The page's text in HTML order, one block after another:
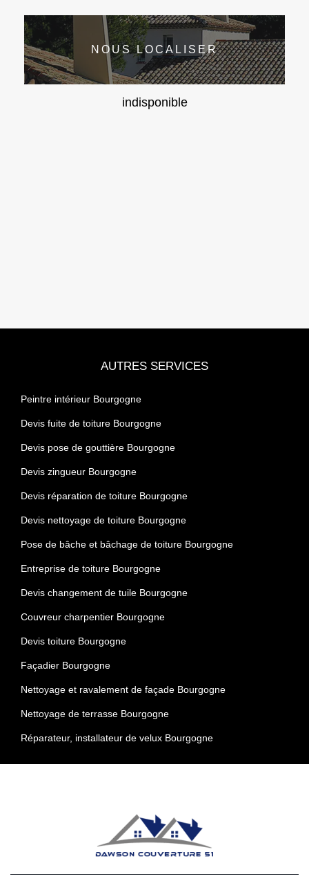
NOUS LOCALISER
indisponible
AUTRES SERVICES
Peintre intérieur Bourgogne
Devis fuite de toiture Bourgogne
Devis pose de gouttière Bourgogne
Devis zingueur Bourgogne
Devis réparation de toiture Bourgogne
Devis nettoyage de toiture Bourgogne
Pose de bâche et bâchage de toiture Bourgogne
Entreprise de toiture Bourgogne
Devis changement de tuile Bourgogne
Couvreur charpentier Bourgogne
Devis toiture Bourgogne
Façadier Bourgogne
Nettoyage et ravalement de façade Bourgogne
Nettoyage de terrasse Bourgogne
Réparateur, installateur de velux Bourgogne